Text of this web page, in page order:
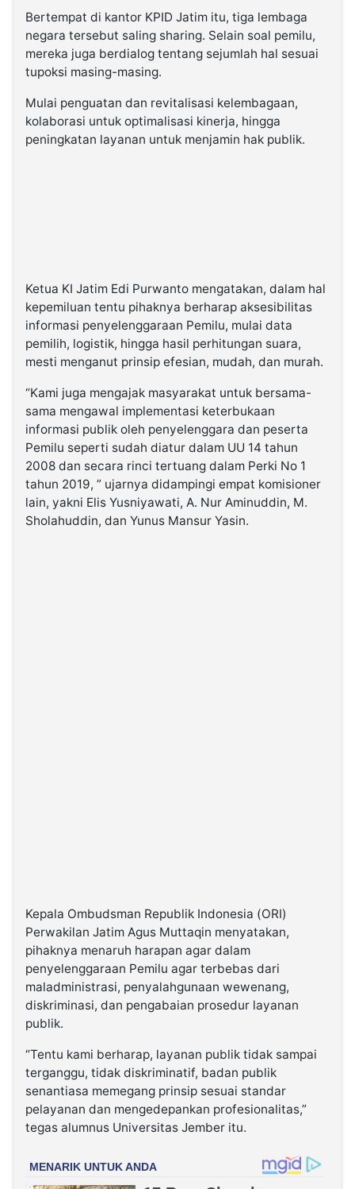
Bertempat di kantor KPID Jatim itu, tiga lembaga
negara tersebut saling sharing. Selain soal pemilu,
mereka juga berdialog tentang sejumlah hal sesuai
tupoksi masing-masing.
Mulai penguatan dan revitalisasi kelembagaan,
kolaborasi untuk optimalisasi kinerja, hingga
peningkatan layanan untuk menjamin hak publik.
Ketua KI Jatim Edi Purwanto mengatakan, dalam hal
kepemiluan tentu pihaknya berharap aksesibilitas
informasi penyelenggaraan Pemilu, mulai data
pemilih, logistik, hingga hasil perhitungan suara,
mesti menganut prinsip efesian, mudah, dan murah.
“Kami juga mengajak masyarakat untuk bersama-
sama mengawal implementasi keterbukaan
informasi publik oleh penyelenggara dan peserta
Pemilu seperti sudah diatur dalam UU 14 tahun
2008 dan secara rinci tertuang dalam Perki No 1
tahun 2019, ” ujarnya didampingi empat komisioner
lain, yakni Elis Yusniyawati, A. Nur Aminuddin, M.
Sholahuddin, dan Yunus Mansur Yasin.
Kepala Ombudsman Republik Indonesia (ORI)
Perwakilan Jatim Agus Muttaqin menyatakan,
pihaknya menaruh harapan agar dalam
penyelenggaraan Pemilu agar terbebas dari
maladministrasi, penyalahgunaan wewenang,
diskriminasi, dan pengabaian prosedur layanan
publik.
“Tentu kami berharap, layanan publik tidak sampai
terganggu, tidak diskriminatif, badan publik
senantiasa memegang prinsip sesuai standar
pelayanan dan mengedepankan profesionalitas,”
tegas alumnus Universitas Jember itu.